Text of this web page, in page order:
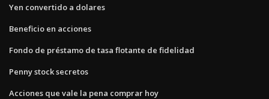
Yen convertido a dolares
Beneficio en acciones
Fondo de préstamo de tasa flotante de fidelidad
Penny stock secretos
Acciones que vale la pena comprar hoy